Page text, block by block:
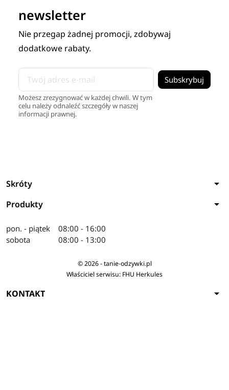
newsletter
Nie przegap żadnej promocji, zdobywaj
dodatkowe rabaty.
Możesz zrezygnować w każdej chwili. W tym
celu należy odnaleźć szczegóły w naszej
informacji prawnej.
Skróty arrow_drop_down
Produkty arrow_drop_down
pon. - piątek
sobota
08:00 - 16:00
08:00 - 13:00
© 2026 - tanie-odzywki.pl
Właściciel serwisu: FHU Herkules
KONTAKT arrow_drop_down